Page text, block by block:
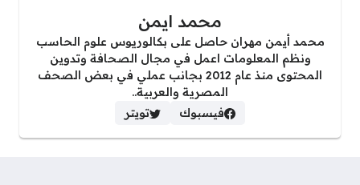
محمد ايمن
محمد أيمن مهران حاصل على بكالوريوس علوم الحاسب
ونظم المعلومات اعمل في مجال الصحافة وتدوين
المحتوى منذ عام 2012 بجانب عملي في بعض الصحف
المصرية والعربية..
فيسبوك
تويتر